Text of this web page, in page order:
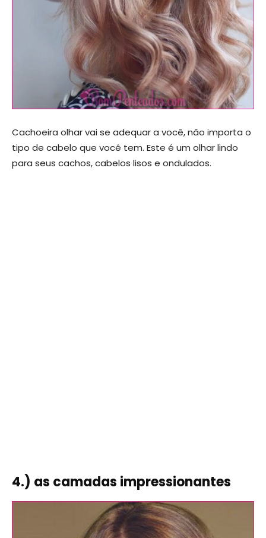
Cachoeira olhar vai se adequar a você, não importa o
tipo de cabelo que você tem. Este é um olhar lindo
para seus cachos, cabelos lisos e ondulados.
4.) as camadas impressionantes